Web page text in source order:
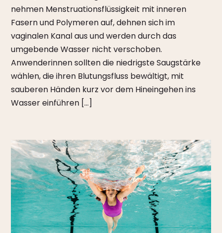
nehmen Menstruationsflüssigkeit mit inneren
Fasern und Polymeren auf, dehnen sich im
vaginalen Kanal aus und werden durch das
umgebende Wasser nicht verschoben.
Anwenderinnen sollten die niedrigste Saugstärke
wählen, die ihren Blutungsfluss bewältigt, mit
sauberen Händen kurz vor dem Hineingehen ins
Wasser einführen […]